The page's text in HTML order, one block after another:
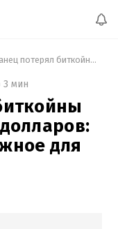
Британец потерял биткойны на почти миллиард долларов: мужчина принял важное для себя решение
3 мин
для